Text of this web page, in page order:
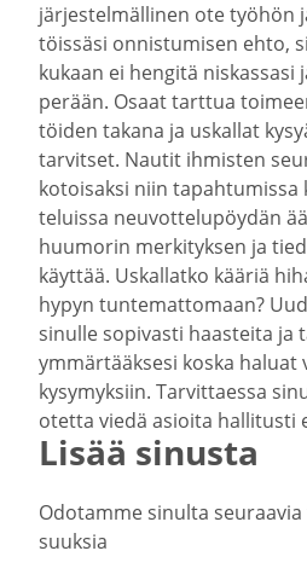
järjes­tel­mäl­linen ote työhön
töissäsi onnis­tu­misen ehto,
kukaan ei hengitä niskassasi
perään. Osaat tarttua
töiden takana ja uskallat
tarvitset. Nautit ihmisten
kotoi­saksi niin
te­luissa neuvot­te­lu­pöydän
huumorin merki­tyksen ja
käyttää. Uskal­latko kääriä
hypyn tunte­mat­tomaan?
sinulle sopivasti haasteita ja
ymmär­tääksesi koska haluat
kysymyksiin. Tarvit­taessa
otetta viedä asioita halli­tusti
Lisää sinusta
Odotamme sinulta
suuksia